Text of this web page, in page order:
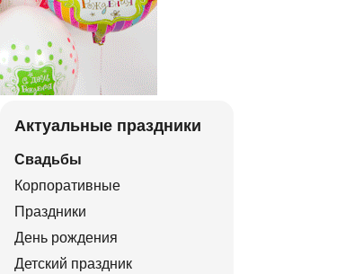
Актуальные праздники
Свадьбы
Корпоративные
Праздники
День рождения
Детский праздник